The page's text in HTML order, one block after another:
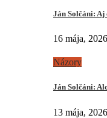
Ján Solčáni:
16 mája, 2026
Názory
Ján Solčáni:
13 mája, 2026